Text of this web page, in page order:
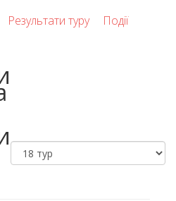
Результати туру
Події